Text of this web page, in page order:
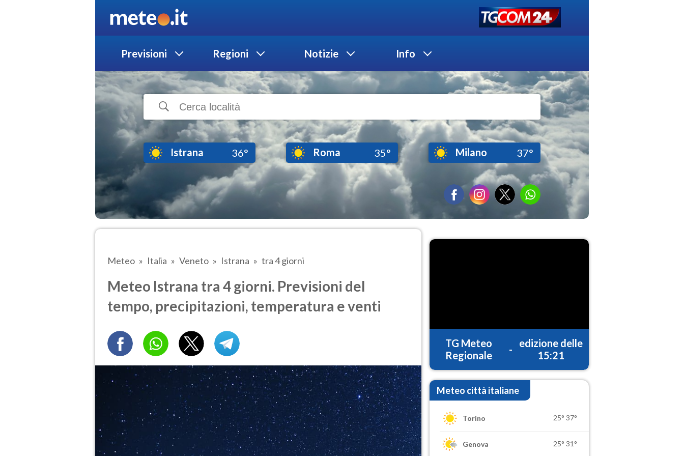
Previsioni Regioni Notizie Info
Istrana 36° Roma 35° Milano 37°
Meteo Italia Veneto Istrana tra 4 giorni
Meteo Istrana tra 4 giorni. Previsioni del
tempo, precipitazioni, temperatura e venti
TG Meteo
Regionale
-
edizione delle
15:21
Meteo città italiane
Torino 25° 37°
Genova 25° 31°